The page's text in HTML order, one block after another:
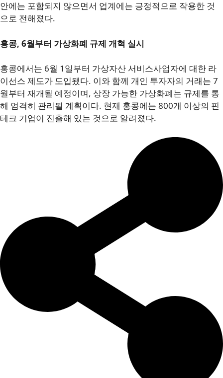
안에는 포함되지 않으면서 업계에는 긍정적으로 작용한 것
으로 전해졌다.
홍콩, 6월부터 가상화폐 규제 개혁 실시
홍콩에서는 6월 1일부터 가상자산 서비스사업자에 대한 라
이선스 제도가 도입됐다. 이와 함께 개인 투자자의 거래는 7
월부터 재개될 예정이며, 상장 가능한 가상화폐는 규제를 통
해 엄격히 관리될 계획이다. 현재 홍콩에는 800개 이상의 핀
테크 기업이 진출해 있는 것으로 알려졌다.